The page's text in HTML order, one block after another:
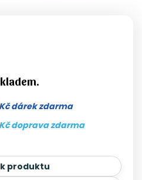
dárek zdarma
doprava zdarma
produktu